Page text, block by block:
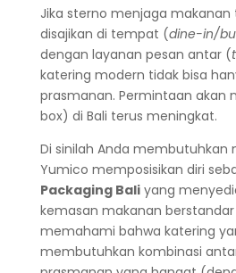
Jika sterno menjaga
disajikan di tempat (dine-in/
dengan layanan pesan antar (
katering modern tidak bisa
prasmanan. Permintaan akan
box) di Bali terus meningkat.
Di sinilah Anda membutuhkan
Yumico memposisikan diri
Packaging Baliyang
kemasan makanan berstandar
memahami bahwa katering
membutuhkan kombinasi